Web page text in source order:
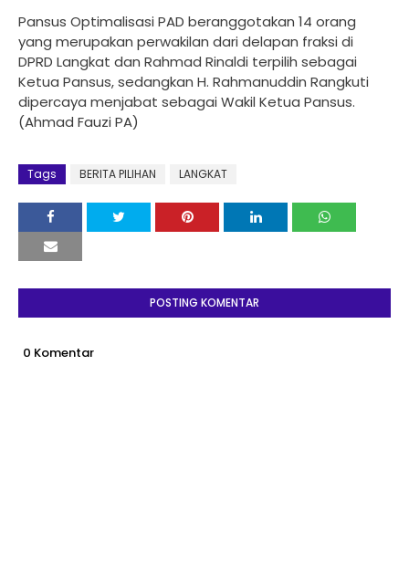
Pansus Optimalisasi PAD beranggotakan 14 orang
yang merupakan perwakilan dari delapan fraksi di
DPRD Langkat dan Rahmad Rinaldi terpilih sebagai
Ketua Pansus, sedangkan H. Rahmanuddin Rangkuti
dipercaya menjabat sebagai Wakil Ketua Pansus.
(Ahmad Fauzi PA)
Tags BERITA PILIHAN LANGKAT
POSTING KOMENTAR
0 Komentar